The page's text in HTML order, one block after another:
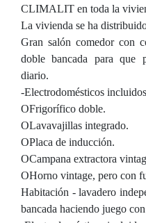
CLIMALIT en toda la
La vivienda se ha
Gran salón comedor con
doble bancada para que
diario.
-Electrodomésticos
OFrigorífico doble.
OLavavajillas integrado.
OPlaca de inducción.
OCampana extractora
OHorno vintage, pero con
Habitación - lavadero
bancada haciendo juego